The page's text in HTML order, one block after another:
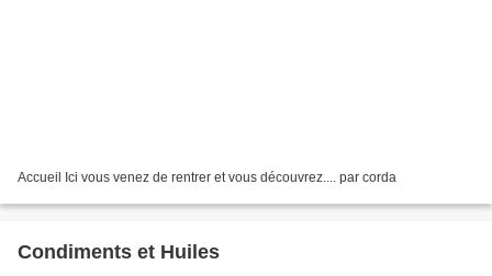
Accueil Ici vous venez de rentrer et vous découvrez.... par corda
Condiments et Huiles